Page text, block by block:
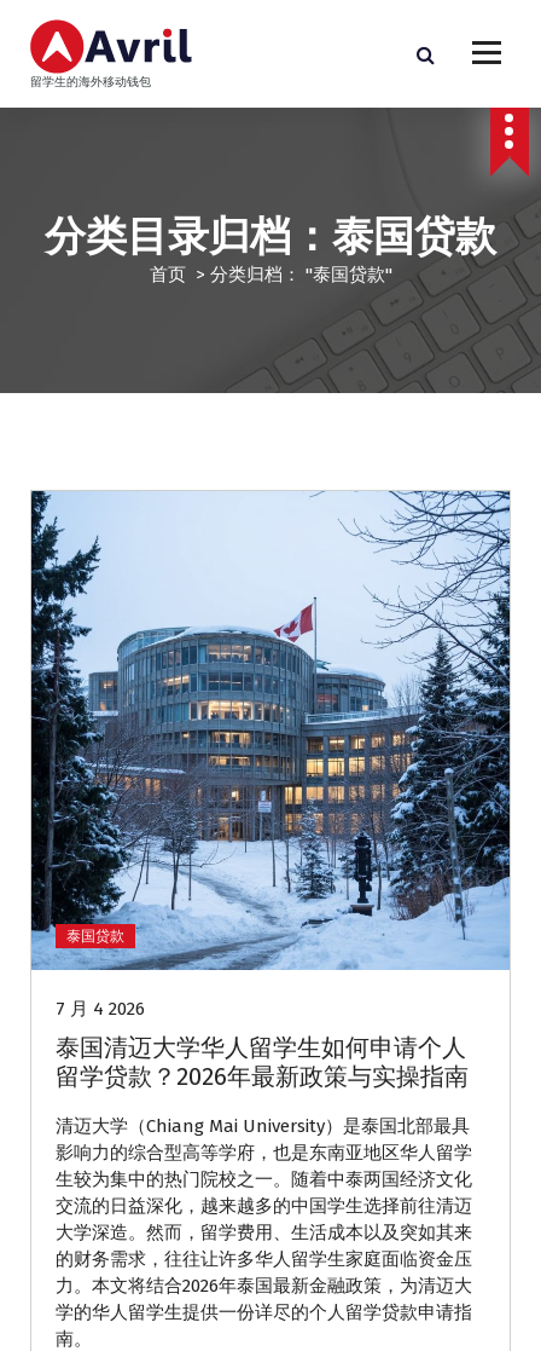
留学生的海外移动钱包
分类目录归档：泰国贷款
首页> 分类归档： "泰国贷款"
泰国贷款
7 月 4 2026
泰国清迈大学华人留学生如何申请个人
留学贷款？2026年最新政策与实操指南
清迈大学（Chiang Mai University）是泰国北部最具
影响力的综合型高等学府，也是东南亚地区华人留学
生较为集中的热门院校之一。随着中泰两国经济文化
交流的日益深化，越来越多的中国学生选择前往清迈
大学深造。然而，留学费用、生活成本以及突如其来
的财务需求，往往让许多华人留学生家庭面临资金压
力。本文将结合2026年泰国最新金融政策，为清迈大
学的华人留学生提供一份详尽的个人留学贷款申请指
南。